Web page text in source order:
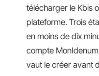
télécharger le Kbis
plateforme. Trois
en moins de dix
compte
vaut le créer avant